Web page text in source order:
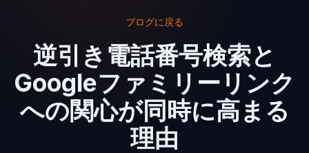
ブログに戻る
逆引き電話番号検索と
Googleファミリーリンク
への関心が同時に高まる
理由